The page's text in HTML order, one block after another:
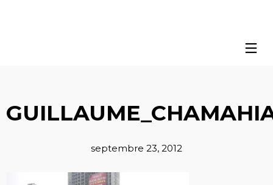
septembre 23, 2012